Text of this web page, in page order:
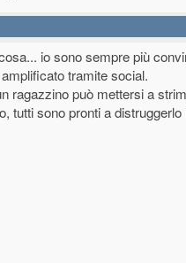
io sono sempre più
tramite social.
ragazzino può mettersi a
tutti sono pronti a